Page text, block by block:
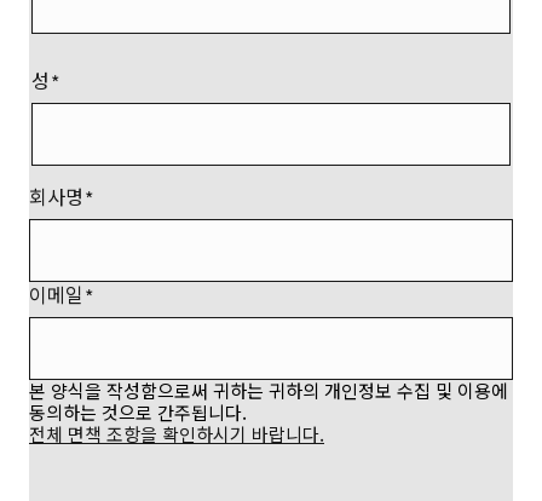
성
회사명
이메일
본 양식을 작성함으로써 귀하는 귀하의 개인정보 수집 및 이용에
동의하는 것으로 간주됩니다.
전체 면책 조항을 확인하시기 바랍니다.